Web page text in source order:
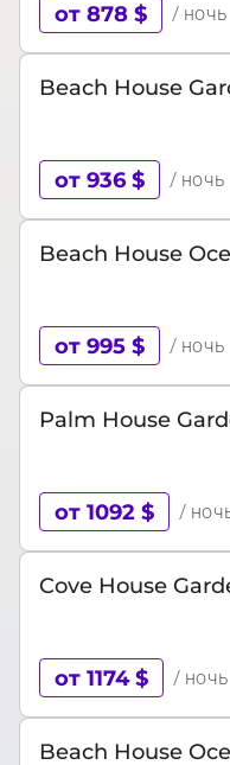
от 878 $ / ночь
Beach House
от 936 $ / ночь
Beach House
от 995 $ / ночь
Palm House
от 1092 $ /
Cove House
от 1174 $ / ночь
Beach House